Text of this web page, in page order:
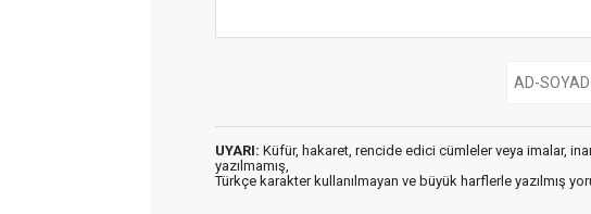
UYARI: Küfür, hakaret, rencide edici cümleler veya imalar,
yazılmamış,
Türkçe karakter kullanılmayan ve büyük harflerle yazılmış